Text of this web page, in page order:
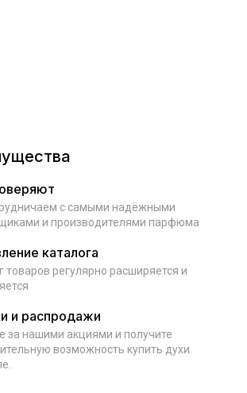
с самыми надёжными
и производителями парфюма
каталога
товаров регулярно расширяется и
и распродажи
за нашими акциями и получите
возможность купить духи